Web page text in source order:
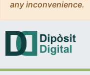
any inconvenience.